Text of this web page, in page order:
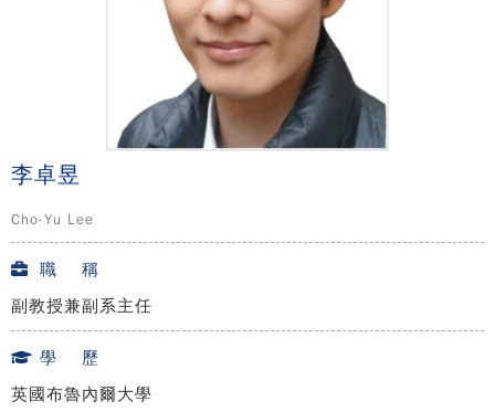
李卓昱
Cho-Yu Lee
職 稱
副教授兼副系主任
學 歷
英國布魯內爾大學